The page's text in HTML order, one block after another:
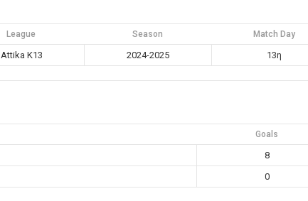
League Season Match Day
Attika K13 2024-2025 13η
Goals
8
0